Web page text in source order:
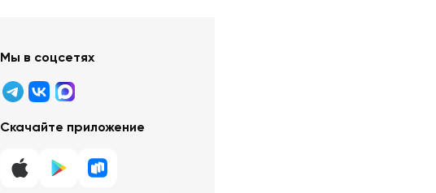
Мы в соцсетях
Скачайте приложение